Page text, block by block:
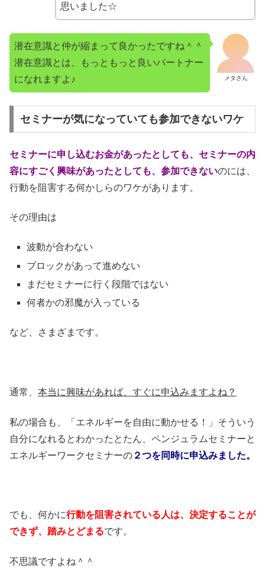
思いました☆
メタさん
潜在意識と仲が縮まって良かったですね＾＾
潜在意識とは、もっともっと良いパートナー
になれますよ♪
セミナーが気になっていても参加できないワケ
セミナーに申し込むお金があったとしても、セミナーの内
容にすごく興味があったとしても、参加できないのには、
行動を阻害する何かしらのワケがあります。
その理由は
波動が合わない
ブロックがあって進めない
まだセミナーに行く段階ではない
何者かの邪魔が入っている
など、さまざまです。
通常、 本当に興味があれば、すぐに申込みますよね？
私の場合も、「エネルギーを自由に動かせる！」そういう
自分になれるとわかったとたん、ペンジュラムセミナーと
エネルギーワークセミナーの ２つを同時に申込みました。
でも、何かに行動を阻害されている人は、決定することが
できず、踏みとどまるです。
不思議ですよね＾＾